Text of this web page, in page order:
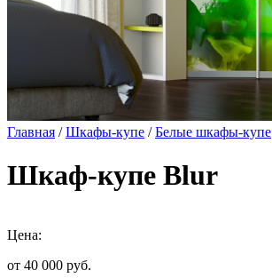
Главная /Шкафы-купе /Белые шкафы-купе
Шкаф-купе Blur
Цена:
от 40 000 руб.